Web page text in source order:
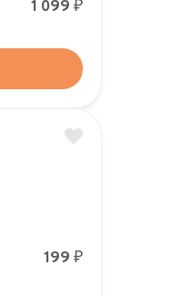
1 099 Р
199 Р